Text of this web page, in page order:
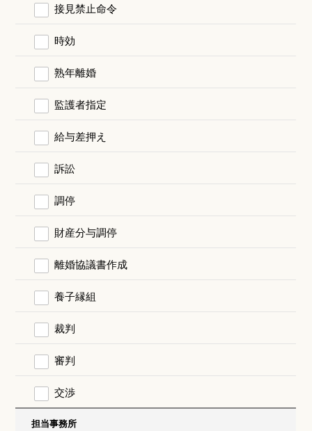
接見禁止命令
時効
熟年離婚
監護者指定
給与差押え
訴訟
調停
財産分与調停
離婚協議書作成
養子縁組
裁判
審判
交渉
担当事務所